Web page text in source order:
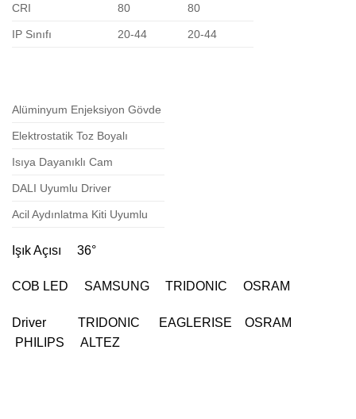
CRI 80 80
IP Sınıfı 20-44 20-44
Alüminyum Enjeksiyon Gövde
Elektrostatik Toz Boyalı
Isıya Dayanıklı Cam
DALI Uyumlu Driver
Acil Aydınlatma Kiti Uyumlu
Işık Açısı 36°
COB LED SAMSUNG TRIDONIC OSRAM
Driver TRIDONIC EAGLERISE OSRAM
PHILIPS ALTEZ